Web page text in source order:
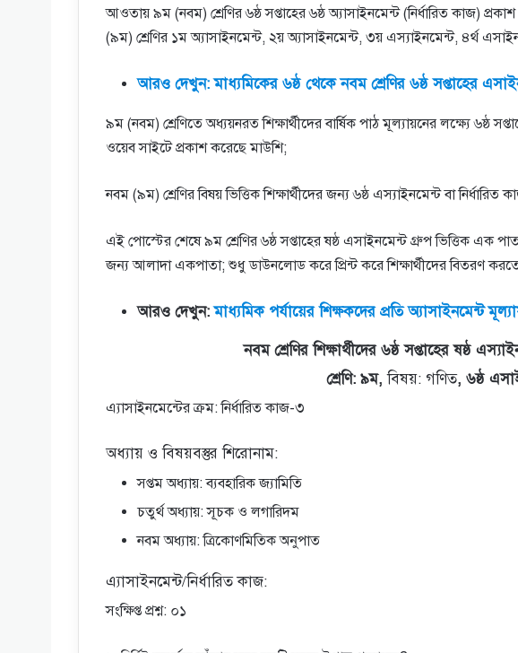
আওতায় ৯ম (নবম) শ্রেণির ৬ষ্ঠ সপ্তাহের ৬ষ্ঠ অ্যাসাইনমেন্ট (নির্ধারিত কাজ)
(৯ম) শ্রেণির ১ম অ্যাসাইনমেন্ট, ২য় অ্যাসাইনমেন্ট, ৩য় এস্যাইনমেন্ট, ৪র্থ
আরও দেখুন: মাধ্যমিকের ৬ষ্ঠ থেকে নবম শ্রেণির ৬ষ্ঠ সপ্তাহের
৯ম (নবম) শ্রেণিতে অধ্যয়নরত শিক্ষার্থীদের বার্ষিক পাঠ মূল্যায়নের লক্ষ্যে ৬ষ্ঠ
ওয়েব সাইটে প্রকাশ করেছে মাউশি;
নবম (৯ম) শ্রেণির বিষয় ভিত্তিক শিক্ষার্থীদের জন্য ৬ষ্ঠ এস্যাইনমেন্ট বা নির্ধারিত
এই পোস্টের শেষে ৯ম শ্রেণির ৬ষ্ঠ সপ্তাহের ষষ্ঠ এসাইনমেন্ট গ্রুপ ভিত্তিক এক
জন্য আলাদা একপাতা; শুধু ডাউনলোড করে প্রিন্ট করে শিক্ষার্থীদের বিতরণ
আরও দেখুন:মাধ্যমিক পর্যায়ের শিক্ষকদের প্রতি অ্যাসাইনমেন্ট
নবম শ্রেণির শিক্ষার্থীদের ৬ষ্ঠ সপ্তাহের ষষ্ঠ
শ্রেণি: ৯ম,বিষয়: গণিত, ৬ষ্ঠ
এ্যাসাইনমেন্টেরক্রম:নির্ধারিত কাজ-৩
অধ্যায় ও বিষয়বস্তুর শিরােনাম:
সপ্তম অধ্যায়: ব্যবহারিক জ্যামিতি
চতুর্থ অধ্যায়: সূচক ও লগারিদম
নবম অধ্যায়: ত্রিকোণমিতিক অনুপাত
এ্যাসাইনমেন্ট/নির্ধারিত কাজ:
সংক্ষিপ্ত প্রশ্ন: ০১